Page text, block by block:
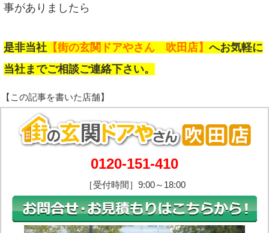
事がありましたら
是非当社 【街の玄関ドアやさん 吹田店】 へお気軽に
当社までご相談ご連絡下さい。
0120-151-410
［受付時間］9:00～18:00